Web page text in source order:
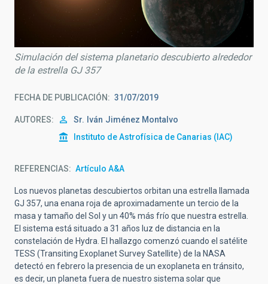
Simulación del sistema planetario descubierto alrededor
de la estrella GJ 357
FECHA DE PUBLICACIÓN 31/07/2019
AUTORES Sr. Iván Jiménez Montalvo
Instituto de Astrofísica de Canarias (IAC)
REFERENCIAS Artículo A&A
Los nuevos planetas descubiertos orbitan una estrella llamada
GJ 357, una enana roja de aproximadamente un tercio de la
masa y tamaño del Sol y un 40% más frío que nuestra estrella.
El sistema está situado a 31 años luz de distancia en la
constelación de Hydra. El hallazgo comenzó cuando el satélite
TESS (Transiting Exoplanet Survey Satellite) de la NASA
detectó en febrero la presencia de un exoplaneta en tránsito,
es decir, un planeta fuera de nuestro sistema solar que